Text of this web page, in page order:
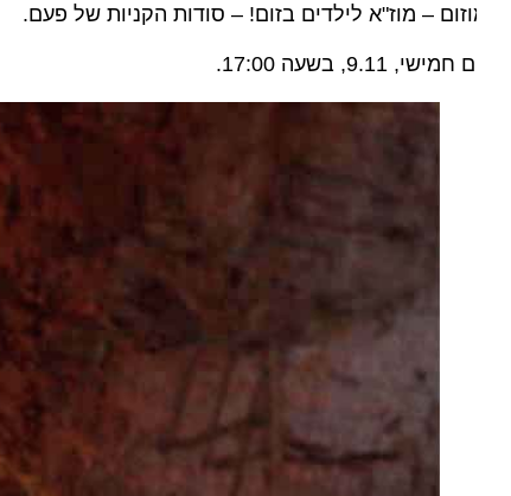
– מוז"א לילדים בזום! – סודות הקניות של פעם.
חמישי, 9.11, בשעה 17:00.